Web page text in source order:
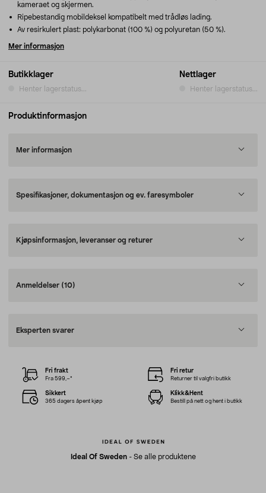
Butikklager
Henter lagerstatus...
Nettlager
Henter lagerstatus...
kameraet og skjermen.
Ripebestandig mobildeksel kompatibelt med trådløs lading.
Av resirkulert plast: polykarbonat (100 %) og polyuretan (50 %).
Mer informasjon
Produktinformasjon
Mer informasjon
Spesifikasjoner, dokumentasjon og ev. faresymboler
Kjøpsinformasjon, leveranser og returer
Anmeldelser (10)
Eksperten svarer
Ideal Of Sweden- Se alle produktene
Fri frakt
Fra 599,–*
Fri retur
Returner til valgfri butikk
Sikkert
365 dagers åpent kjøp
Klikk&Hent
Bestill på nett og hent i butikk